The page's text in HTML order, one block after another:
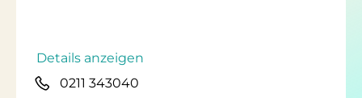
Details anzeigen
0211 343040